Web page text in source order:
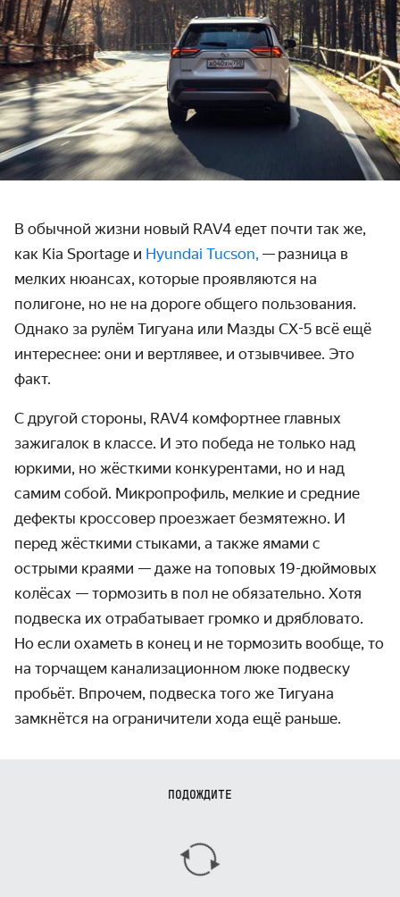
В обычной жизни новый RAV4 едет почти так же,
как Kia Sportage и Hyundai Tucson, — разница в
мелких нюансах, которые проявляются на
полигоне, но не на дороге общего пользования.
Однако за рулём Тигуана или Мазды CX-5 всё ещё
интереснее: они и вертлявее, и отзывчивее. Это
факт.
С другой стороны, RAV4 комфортнее главных
зажигалок в классе. И это победа не только над
юркими, но жёсткими конкурентами, но и над
самим собой. Микропрофиль, мелкие и средние
дефекты кроссовер проезжает безмятежно. И
перед жёсткими стыками, а также ямами с
острыми краями — даже на топовых 19-дюймовых
колёсах — тормозить в пол не обязательно. Хотя
подвеска их отрабатывает громко и дрябловато.
Но если охаметь в конец и не тормозить вообще, то
на торчащем канализационном люке подвеску
пробьёт. Впрочем, подвеска того же Тигуана
замкнётся на ограничители хода ещё раньше.
ПОДОЖДИТЕ